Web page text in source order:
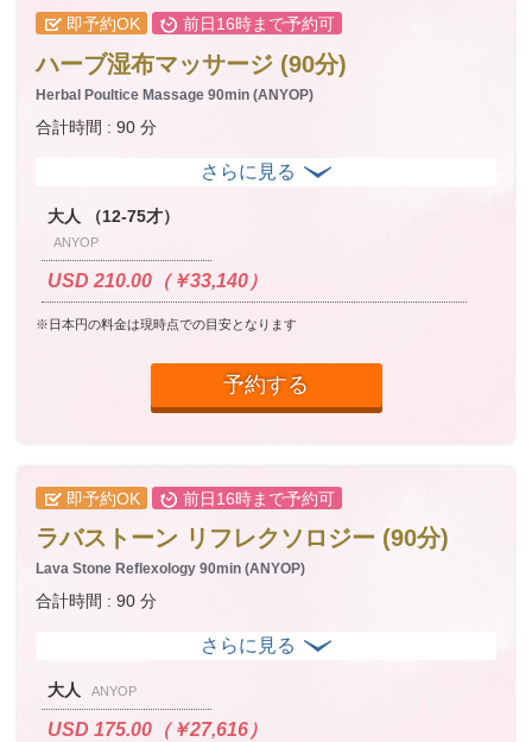
即予約OK 前日16時まで予約可
ハーブ湿布マッサージ (90分)
Herbal Poultice Massage 90min (ANYOP)
合計時間 : 90 分
大人 （12-75才）
ANYOP
USD 210.00（￥33,140）
※日本円の料金は現時点での目安となります
予約する
即予約OK 前日16時まで予約可
ラバストーン リフレクソロジー (90分)
Lava Stone Reflexology 90min (ANYOP)
合計時間 : 90 分
大人 ANYOP
USD 175.00（￥27,616）